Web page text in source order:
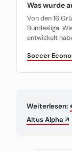
Was wurde
Von den 16
Bundesliga.
entwickelt
Soccer
Weiterlesen:
Altus Alpha ↗